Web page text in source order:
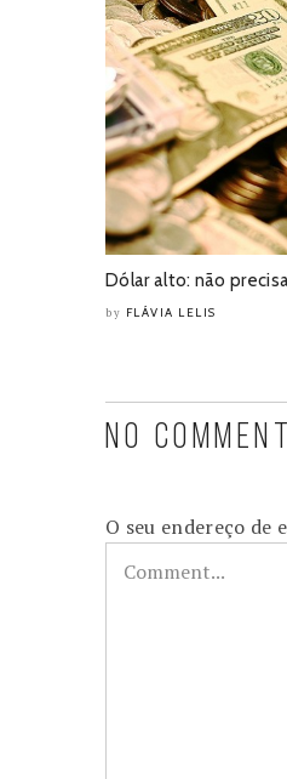
Dólar alto: não
by FLÁVIA LELIS
NO COMMENT
O seu endereço de